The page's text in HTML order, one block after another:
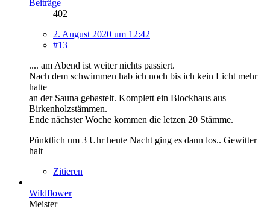
Beiträge
402
2. August 2020 um 12:42
#13
.... am Abend ist weiter nichts passiert.
Nach dem schwimmen hab ich noch bis ich kein Licht mehr
hatte
an der Sauna gebastelt. Komplett ein Blockhaus aus
Birkenholzstämmen.
Ende nächster Woche kommen die letzen 20 Stämme.
Pünktlich um 3 Uhr heute Nacht ging es dann los.. Gewitter
halt
Zitieren
Wildflower
Meister